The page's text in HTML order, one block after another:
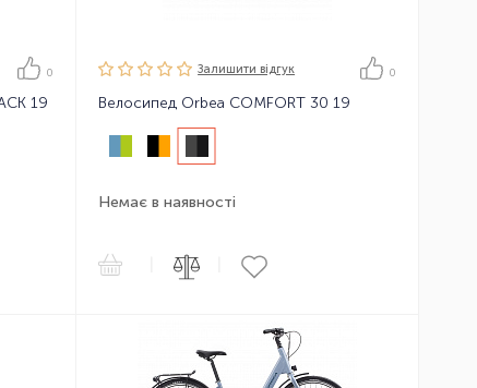
0
19
Залишити вiдгук 0
Велосипед Orbea COMFORT 30 19
Немає в наявності